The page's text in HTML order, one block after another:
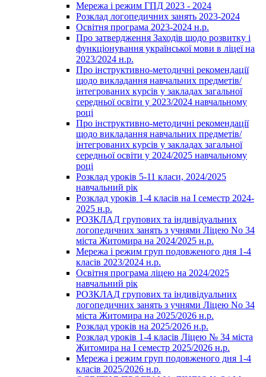
Мережа і режим ГПД 2023 - 2024
Розклад логопедичних занять 2023-2024
Освітня програма 2023-2024 н.р.
Про затвердження Заходів щодо розвитку і
функціонування української мови в ліцеї на
2023/2024 н.р.
Про інструктивно-методичні рекомендації
щодо викладання навчальних предметів/
інтегрованих курсів у закладах загальної
середньої освіти у 2023/2024 навчальному
році
Про інструктивно-методичні рекомендації
щодо викладання навчальних предметів/
інтегрованих курсів у закладах загальної
середньої освіти у 2024/2025 навчальному
році
Розклад уроків 5-11 класи, 2024/2025
навчальний рік
Розклад уроків 1-4 класів на І семестр 2024-
2025 н.р.
РОЗКЛАД групових та індивідуальних
логопедичних занять з учнями Ліцею No 34
міста Житомира на 2024/2025 н.р.
Мережа і режим груп подовженого дня 1-4
класів 2023/2024 н.р.
Освітня програма ліцею на 2024/2025
навчальний рік
РОЗКЛАД групових та індивідуальних
логопедичних занять з учнями Ліцею No 34
міста Житомира на 2025/2026 н.р.
Розклад уроків на 2025/2026 н.р.
Розклад уроків 1-4 класів Ліцею № 34 міста
Житомира на І семестр 2025/2026 н.р.
Мережа і режим груп подовженого дня 1-4
класів 2025/2026 н.р.